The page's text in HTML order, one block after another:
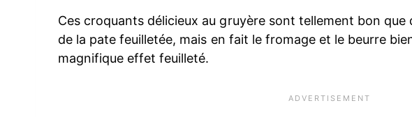
Ces croquants délicieux au gruyère sont tellement bon que
de la pate feuilletée, mais en fait le fromage et le beurre
magnifique effet feuilleté.